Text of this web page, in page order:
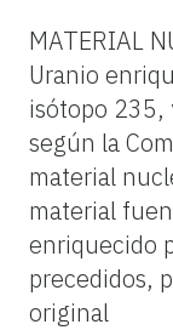
MATERIAL
Uranio
isótopo 235,
según la
material
material
enriquecido
precedidos,
original